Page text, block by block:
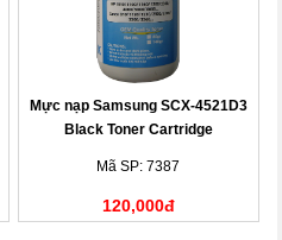
Mực nạp Samsung SCX-4521D3
Black Toner Cartridge
Mã SP: 7387
120,000đ